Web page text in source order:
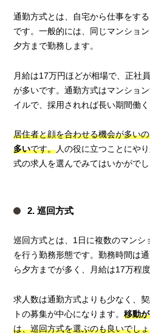
通勤方式とは、自宅から仕事をす
です。一般的には、同じマンショ
夕方まで勤務します。
月給は17万円ほどが相場で、正社
が多いです。通勤方式はマンショ
イルで、採用されれば長い期間働
居住者と顔を合わせる機会が多い
多いです。人の役に立つことにや
式の求人を選んでみてはいかがでし
2. 巡回方式
巡回方式とは、1日に複数のマンシ
を行う勤務形態です。勤務時間は
ら夕方までが多く、月給は17万程
求人数は通勤方式よりも少なく、
トの募集が中心になります。移動
は、巡回方式を選ぶのも良いでし